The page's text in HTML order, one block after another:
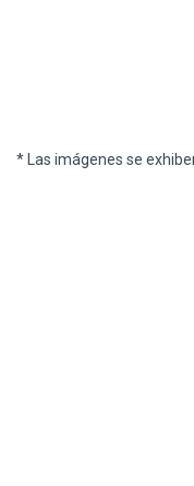
* Las imágenes se